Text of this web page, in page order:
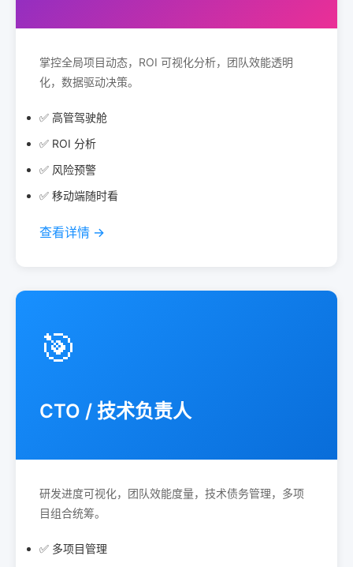
掌控全局项目动态，ROI 可视化分析，团队效能透明
化，数据驱动决策。
✅ 高管驾驶舱
✅ ROI 分析
✅ 风险预警
✅ 移动端随时看
查看详情 →
🎯
CTO / 技术负责人
研发进度可视化，团队效能度量，技术债务管理，多项
目组合统筹。
✅ 多项目管理